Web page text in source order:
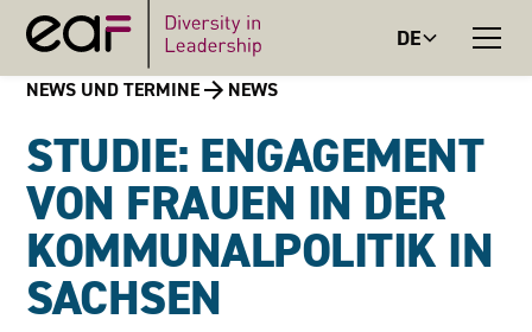
DE
NEWS UND TERMINE NEWS
STUDIE: ENGAGEMENT
VON FRAUEN IN DER
KOMMUNALPOLITIK IN
SACHSEN